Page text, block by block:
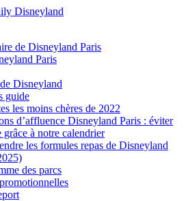
de Disneyland Paris
Paris
Disneyland
guide
les moins chères de 2022
d’affluence Disneyland Paris : éviter
grâce à notre calendrier
les formules repas de Disneyland
des parcs